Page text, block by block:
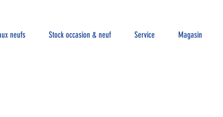
neufs Stock occasion & neuf Service Magasin